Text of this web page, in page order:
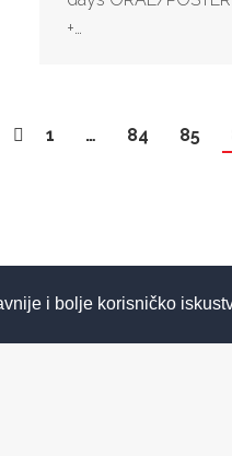
i bolje korisničko
+…
1 … 84 85
© 2026
Izrada web